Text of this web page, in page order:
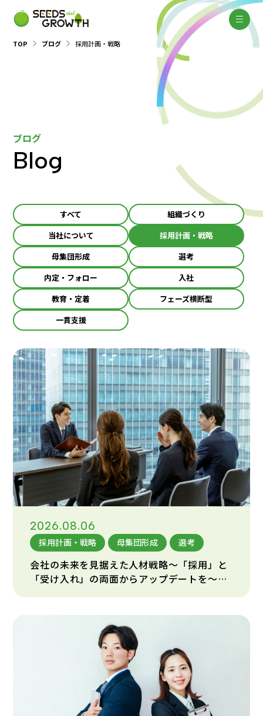
TOP ブログ 採用計画・戦略
ブログ
Blog
すべて
組織づくり
当社について
採用計画・戦略
母集団形成
選考
内定・フォロー
入社
教育・定着
フェーズ横断型
一貫支援
2026.08.06
採用計画・戦略 母集団形成 選考
会社の未来を見据えた人材戦略～「採用」と
「受け入れ」の両面からアップデートを～